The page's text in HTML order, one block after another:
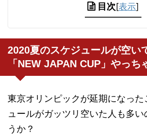
目次[表示]
2020夏のスケジュールが空い
「NEW JAPAN CUP」やっち
東京オリンピックが延期になっ
ュールがガッツリ空いた人も多い
うか？